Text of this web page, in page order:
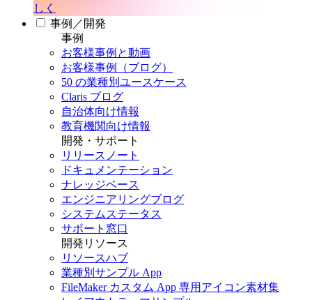
しく
事例／開発
事例
お客様事例と動画
お客様事例（ブログ）
50 の業種別ユースケース
Claris ブログ
自治体向け情報
教育機関向け情報
開発・サポート
リリースノート
ドキュメンテーション
ナレッジベース
エンジニアリングブログ
システムステータス
サポート窓口
開発リソース
リソースハブ
業種別サンプル App
FileMaker カスタム App 専用アイコン素材集